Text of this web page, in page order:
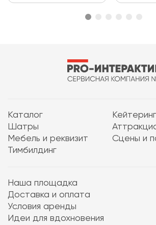
Каталог
Кейтеринг
Шатры
Мебель и реквизит
Сцены и
Тимбилдинг
Наша площадка
Доставка и оплата
Условия аренды
Идеи для вдохновения